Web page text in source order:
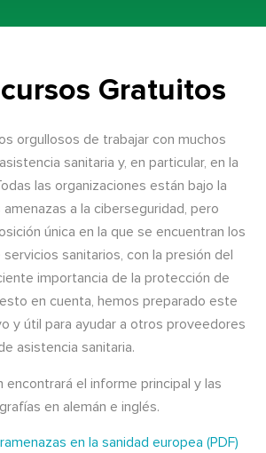
Gratuitos
orgullosos de trabajar con muchos
sanitaria y, en particular, en la
las organizaciones están bajo la
a la ciberseguridad, pero
única en la que se encuentran los
sanitarios, con la presión del
importancia de la protección de
en cuenta, hemos preparado este
y útil para ayudar a otros proveedores
asistencia sanitaria.
encontrará el informe principal y las
en alemán e inglés.
en la sanidad europea (PDF)